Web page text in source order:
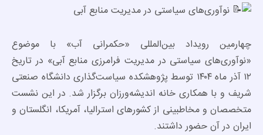
نوآوری‌های سیاستی در مدیریت منابع آبی
چهارمین رویداد بین‌المللی «حکمرانی آب» با موضوع
«نوآوری‌های سیاستی در مدیریت فرامرزی منابع آبی» در تاریخ
۱۲ آذر ماه ۱۴۰۴ توسط پژوهشکده سیاست‌گذاری دانشگاه صنعتی
شریف و با همکاری خانه اندیشه‌ورزان برگزار شد. در این نشست
متخصصان و مخاطبینی از کشورهای استرالیا، آمریکا، انگلستان و
ایران در آن حضور داشتند.